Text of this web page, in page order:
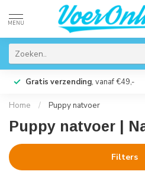
MENU
Gratis verzending, vanaf €49,-
Home / Puppy natvoer
Puppy natvoer |
Filters